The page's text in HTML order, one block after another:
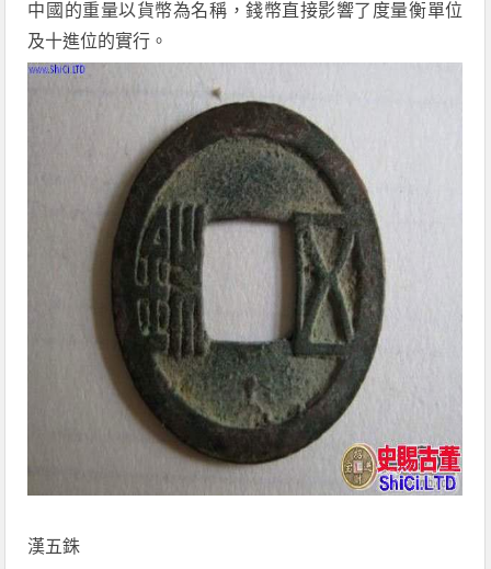
中國的重量以貨幣為名稱，錢幣直接影響了度量衡單位
及十進位的實行。
漢五銖